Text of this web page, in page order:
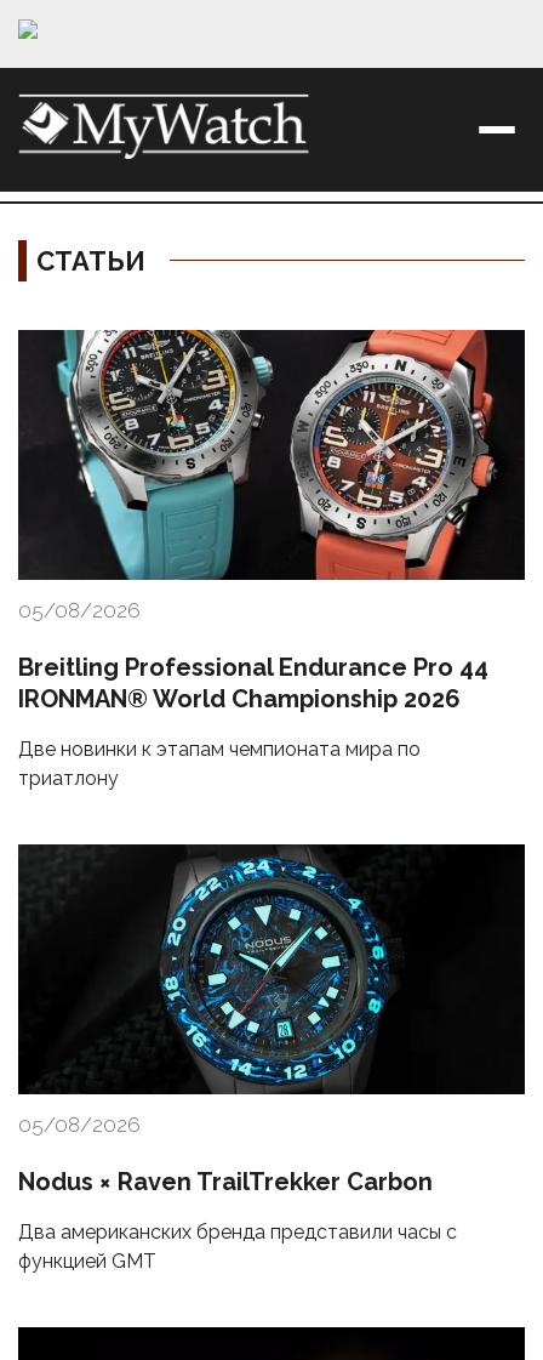
СТАТЬИ
Материалы
05/08/2026
Breitling Professional Endurance Pro 44
IRONMAN® World Championship 2026
Две новинки к этапам чемпионата мира по
триатлону
05/08/2026
Nodus × Raven TrailTrekker Carbon
Два американских бренда представили часы с
функцией GMT